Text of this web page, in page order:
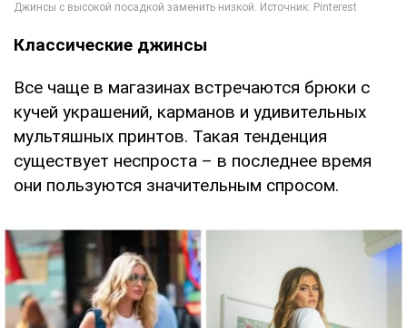
Классические джинсы
Все чаще в магазинах встречаются брюки с
кучей украшений, карманов и удивительных
мультяшных принтов. Такая тенденция
существует неспроста – в последнее время
они пользуются значительным спросом.